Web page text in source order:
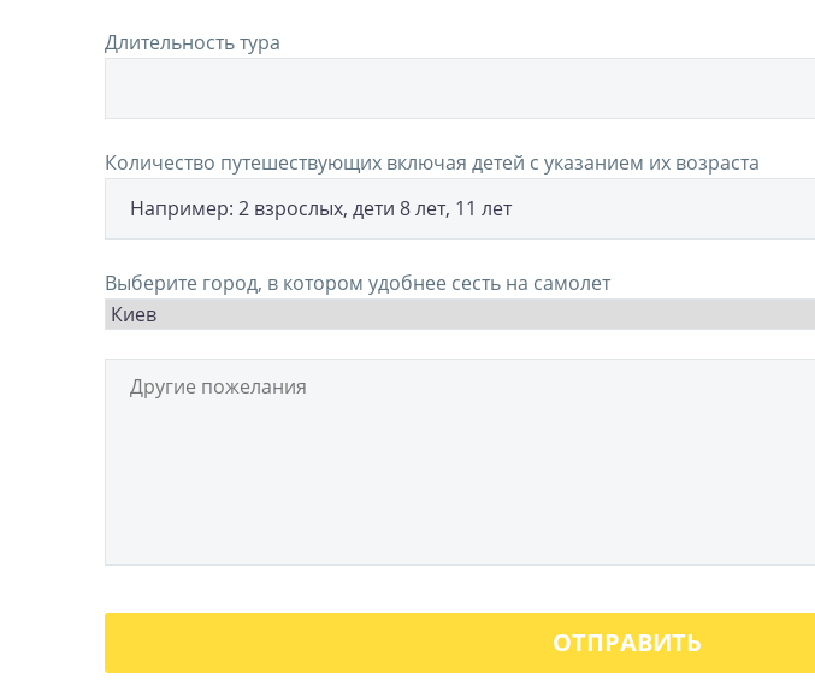
Длительность тура
Количество путешествующих включая детей с указанием их возраста
Выберите город, в котором удобнее сесть на самолет